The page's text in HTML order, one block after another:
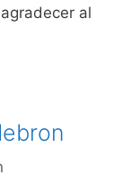
al